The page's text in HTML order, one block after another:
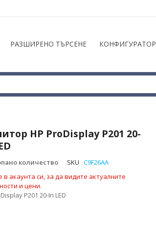
РАЗШИРЕНО ТЪРСЕНЕ КОНФИГУРАТОР
HP ProDisplay P201 20-
количество SKU C9F26AA
в акаунта си, за да видите актуалните
и цени.
P201 20-In LED